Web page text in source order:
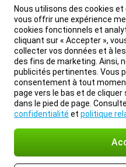
Nous utilisons des cookies
vous offrir une expérience
cookies fonctionnels et
cliquant sur « Accepter »,
collecter vos données et à
des fins de marketing. Ainsi,
publicités pertinentes. Vous
consentement à tout
page vers le bas et de cliquer
dans le pied de page.
confidentialité et politique